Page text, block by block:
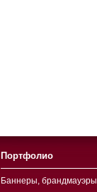
Портфолио
Баннеры, брандмауэры